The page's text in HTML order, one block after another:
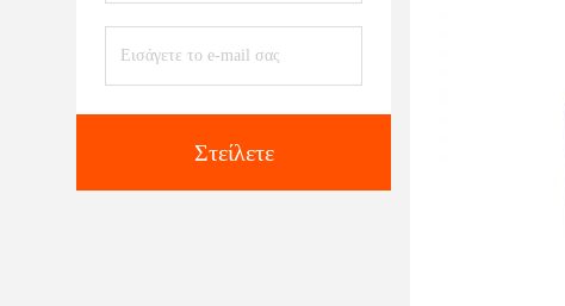
Στείλετε